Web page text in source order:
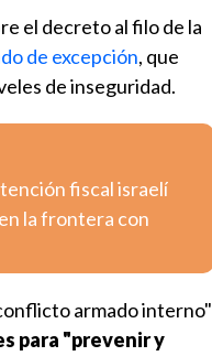
el decreto al filo de la
de excepción, que
de inseguridad.
fiscal israelí
la frontera con
armado interno"
para "prevenir y